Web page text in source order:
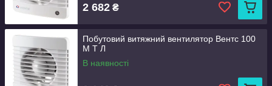
2 682 ₴
Побутовий витяжний вентилятор Вентс 100
М Т Л
В наявності